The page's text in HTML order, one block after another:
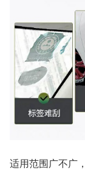
适用范围广不广